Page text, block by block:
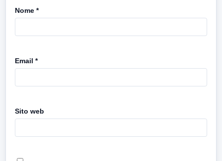
Nome *
Email *
Sito web